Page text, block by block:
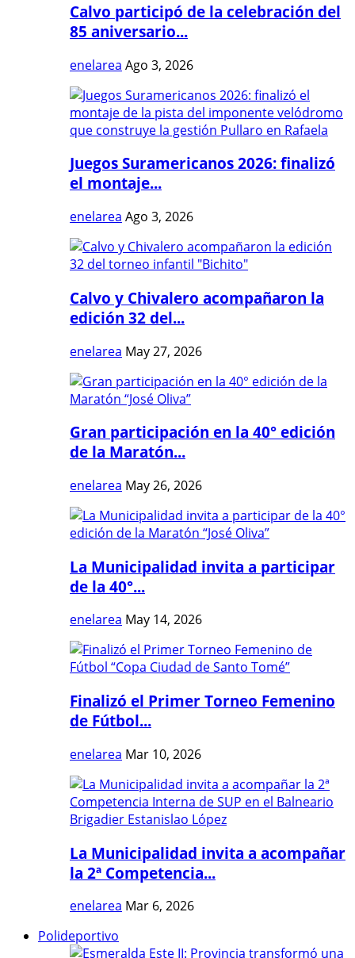
Calvo participó de la celebración del
85 aniversario...
enelarea Ago 3, 2026
Juegos Suramericanos 2026: finalizó
el montaje...
enelarea Ago 3, 2026
Calvo y Chivalero acompañaron la
edición 32 del...
enelarea May 27, 2026
Gran participación en la 40° edición
de la Maratón...
enelarea May 26, 2026
La Municipalidad invita a participar
de la 40°...
enelarea May 14, 2026
Finalizó el Primer Torneo Femenino
de Fútbol...
enelarea Mar 10, 2026
La Municipalidad invita a acompañar
la 2ª Competencia...
enelarea Mar 6, 2026
Polideportivo